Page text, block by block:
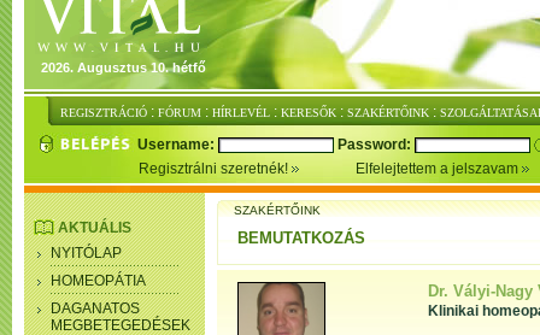
2026. Augusztus 10. hétfő
REGISZTRÁCIÓ : FÓRUM : HÍRLEVÉL : KERESŐK : SZAKÉRTŐINK :
Username:
Password:
Regisztrálni szeretnék!
Elfelejtettem a jelszavam
AKTUÁLIS
NYITÓLAP
HOMEOPÁTIA
DAGANATOS
MEGBETEGEDÉSEK
SZAKÉRTŐINK
BEMUTATKOZÁS
Dr. Vályi-Nagy
Klinikai